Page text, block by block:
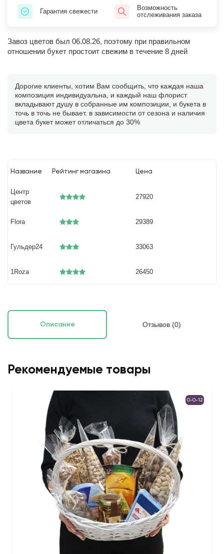
Гарантия свежести
Возможность
отслеживания заказа
Завоз цветов был 06.08.26, поэтому при правильном
отношении букет простоит свежим в течение 8 дней
Дорогие клиенты, хотим Вам сообщить, что каждая наша
композиция индивидуальна, и каждый наш флорист
вкладывают душу в собранные им композиции, и букета в
точь в точь не бывает. в зависимости от сезона и наличия
цвета букет может отличаться до 30%
Название Рейтинг магазина Цена
Центр
цветов
27920
Flora 29389
Гульдер24 33063
1Roza 26450
Описание Отзывов (0)
Рекомендуемые товары
0-0-12